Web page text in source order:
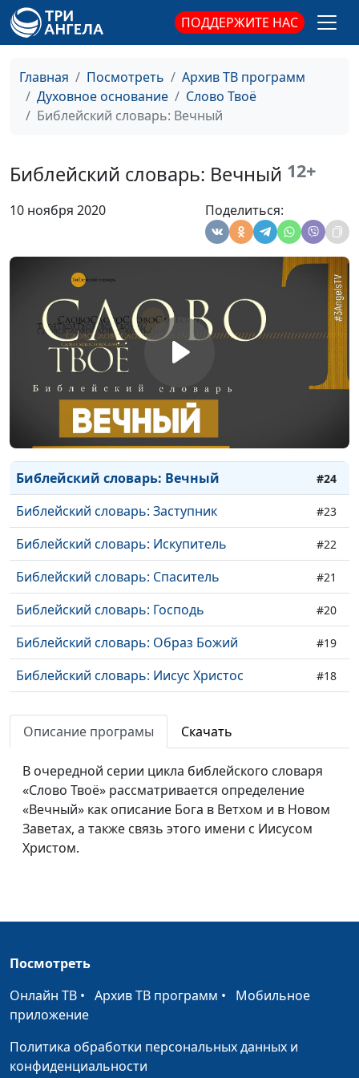
ПОДДЕРЖИТЕ НАС
Главная Посмотреть
Архив ТВ программ
Духовное основание
Слово Твоё
Библейский словарь: Вечный
Библейский словарь: Вечный 12+
10 ноября 2020 Поделиться:
Библейский словарь: Истинный #38
Библейский словарь: Судия
Библейский словарь: Крепкий
Библейский словарь: Верный
Библейский словарь: Милосердый
Библейский словарь: Человеколюбивый
#31
Библейский словарь: Праведный #30
Библейский словарь: Святой #29
Библейский словарь: Премудрый
Библейский словарь: Всемогущий #27
Библейский словарь: Всеведущий
Библейский словарь: Вездесущий #25
Библейский словарь: Вечный #24
Библейский словарь: Заступник #23
Библейский словарь: Искупитель #22
Библейский словарь: Спаситель #21
Библейский словарь: Господь #20
Библейский словарь: Образ Божий #19
Библейский словарь: Иисус Христос #18
Библейский словарь: Сын
Библейский словарь: Отец #15
Библейский словарь: Сущий #14
Библейский словарь: Жизнь
Библейский словарь: Ангел
Библейский словарь: Воинство небесное
Библейский словарь: Вселенная
Библейский словарь: Сотворить
Описание програмы Скачать
В очередной серии цикла библейского словаря
«Слово Твоё» рассматривается определение
«Вечный» как описание Бога в Ветхом и в Новом
Заветах, а также связь этого имени с Иисусом
Христом.
Посмотреть
Онлайн ТВ • Архив ТВ программ • Мобильное
приложение
Политика обработки персональных данных и
конфиденциальности